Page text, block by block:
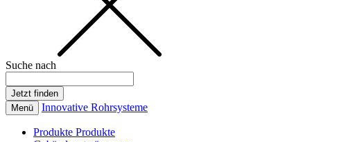
Suche nach
Menü Innovative Rohrsysteme
Produkte Produkte